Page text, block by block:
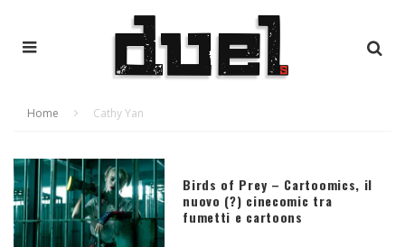
Home Cathy Yan
Birds of Prey – Cartoomics, il
nuovo (?) cinecomic tra
fumetti e cartoons